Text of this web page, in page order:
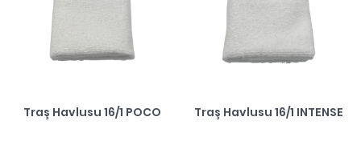
Traş Havlusu 16/1 POCO Traş Havlusu 16/1 INTENSE